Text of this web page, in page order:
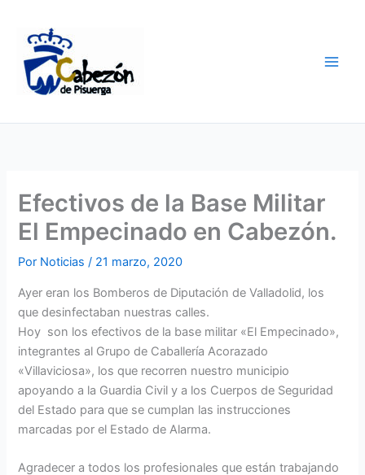
contenido
Efectivos de la Base Militar
El Empecinado en Cabezón.
Por Noticias/ 21 marzo, 2020
Ayer eran los Bomberos de Diputación de Valladolid, los
que desinfectaban nuestras calles.
Hoy son los efectivos de la base militar «El Empecinado»,
integrantes al Grupo de Caballería Acorazado
«Villaviciosa», los que recorren nuestro municipio
apoyando a la Guardia Civil y a los Cuerpos de Seguridad
del Estado para que se cumplan las instrucciones
marcadas por el Estado de Alarma.
Agradecer a todos los profesionales que están trabajando